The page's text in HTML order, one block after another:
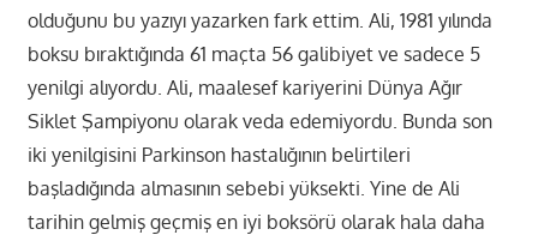
olduğunu bu yazıyı yazarken fark ettim. Ali, 1981 yılında
boksu bıraktığında 61 maçta 56 galibiyet ve sadece 5
yenilgi alıyordu. Ali, maalesef kariyerini Dünya Ağır
Siklet Şampiyonu olarak veda edemiyordu. Bunda son
iki yenilgisini Parkinson hastalığının belirtileri
başladığında almasının sebebi yüksekti. Yine de Ali
tarihin gelmiş geçmiş en iyi boksörü olarak hala daha